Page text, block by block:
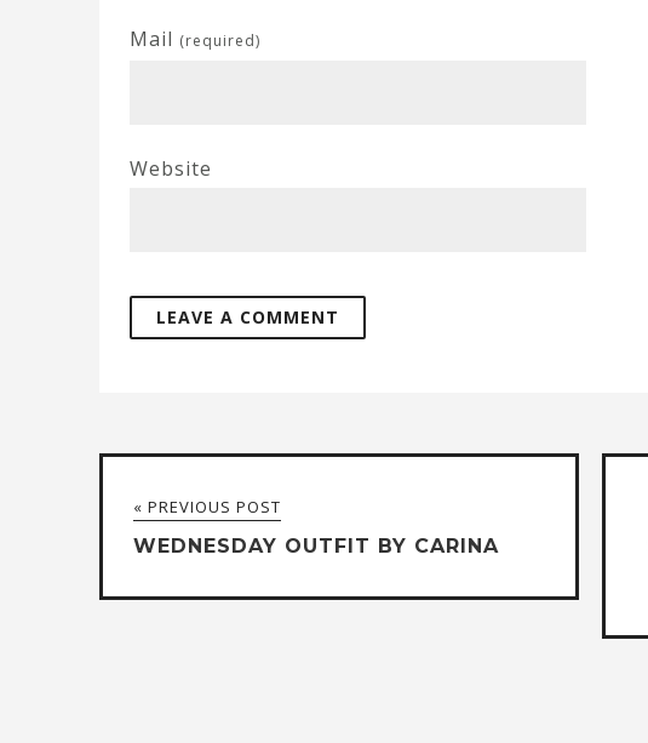
Mail (required)
Website
« PREVIOUS POST
WEDNESDAY OUTFIT BY CARINA